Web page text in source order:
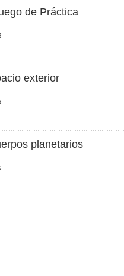
de Práctica
exterior
planetarios